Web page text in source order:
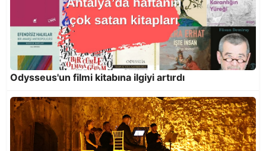
Antalya’da en çok okunan kitaplar… İlk sırada
Ahmet Telli’den “Veda Divanı” var
Odysseus'un filmi kitabına ilgiyi artırdı